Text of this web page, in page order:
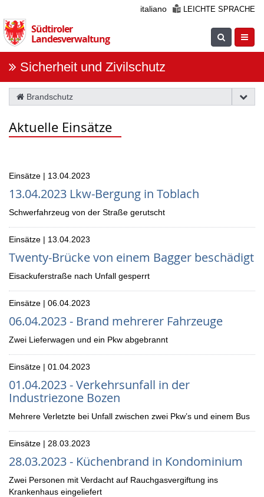
Sie
die
Navigation
italiano LEICHTE SPRACHE
Südtiroler
Landesverwaltung
Suche
Sicherheit und Zivilschutz
Brandschutz
Aktuelle Einsätze
Einsätze | 13.04.2023
13.04.2023 Lkw-Bergung in Toblach
Schwerfahrzeug von der Straße gerutscht
Einsätze | 13.04.2023
Twenty-Brücke von einem Bagger beschädigt
Eisackuferstraße nach Unfall gesperrt
Einsätze | 06.04.2023
06.04.2023 - Brand mehrerer Fahrzeuge
Zwei Lieferwagen und ein Pkw abgebrannt
Einsätze | 01.04.2023
01.04.2023 - Verkehrsunfall in der
Industriezone Bozen
Mehrere Verletzte bei Unfall zwischen zwei Pkw’s und einem Bus
Einsätze | 28.03.2023
28.03.2023 - Küchenbrand in Kondominium
Zwei Personen mit Verdacht auf Rauchgasvergiftung ins
Krankenhaus eingeliefert